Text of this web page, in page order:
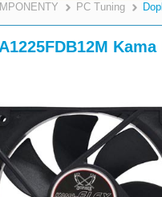
PC Tuning